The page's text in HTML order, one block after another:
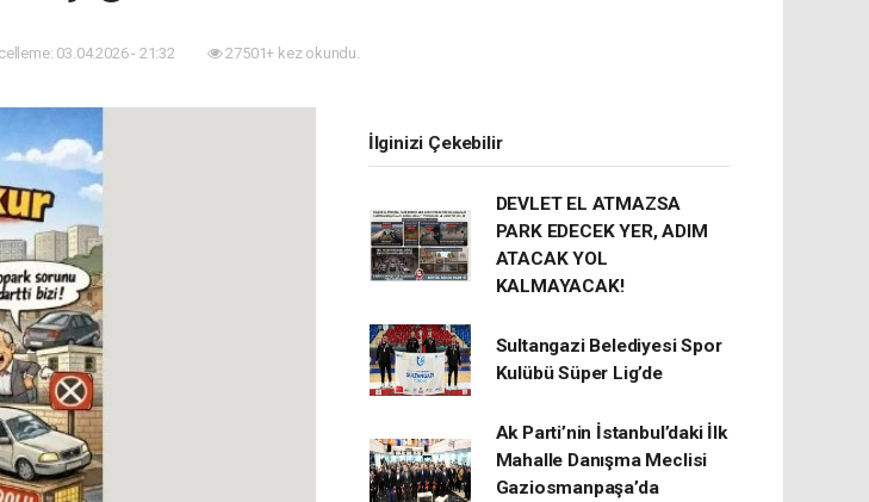
03.04.2026 - 21:32 27501+ kez okundu.
İlginizi Çekebilir
DEVLET EL ATMAZSA
PARK EDECEK YER, ADIM
ATACAK YOL
KALMAYACAK!
Sultangazi Belediyesi Spor
Kulübü Süper Lig’de
Ak Parti’nin İstanbul’daki İlk
Mahalle Danışma Meclisi
Gaziosmanpaşa’da